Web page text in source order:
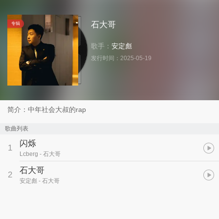
专辑 石大哥
歌手： 安定彪
发行时间： 2025-05-19
简介：中年社会大叔的rap
歌曲列表
1 闪烁
Lcberg - 石大哥
2 石大哥
安定彪 - 石大哥